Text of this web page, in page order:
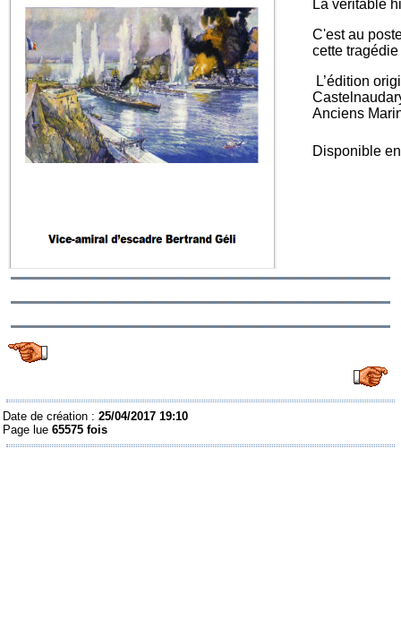
La véritable
C'est au
cette tragédie
L’édition
Anciens
Disponible
Date de création :25/04/2017 19:10
Page lue65575 fois